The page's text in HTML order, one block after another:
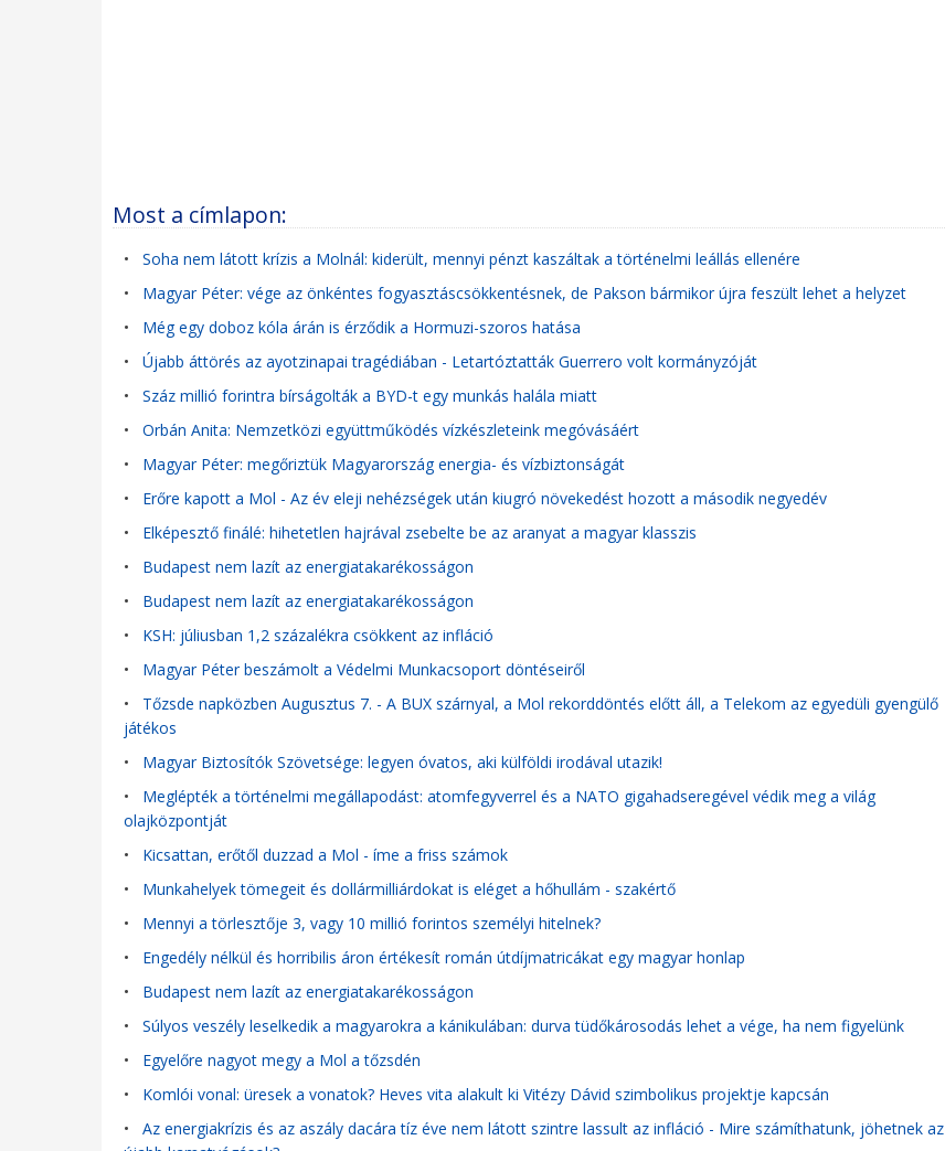
Most a címlapon:
• Soha nem látott krízis a Molnál: kiderült, mennyi pénzt kaszáltak a történelmi leállás ellenére
• Magyar Péter: vége az önkéntes fogyasztáscsökkentésnek, de Pakson bármikor újra feszült lehet a helyzet
• Még egy doboz kóla árán is érződik a Hormuzi-szoros hatása
• Újabb áttörés az ayotzinapai tragédiában - Letartóztatták Guerrero volt kormányzóját
• Száz millió forintra bírságolták a BYD-t egy munkás halála miatt
• Orbán Anita: Nemzetközi együttműködés vízkészleteink megóvásáért
• Magyar Péter: megőriztük Magyarország energia- és vízbiztonságát
• Erőre kapott a Mol - Az év eleji nehézségek után kiugró növekedést hozott a második negyedév
• Elképesztő finálé: hihetetlen hajrával zsebelte be az aranyat a magyar klasszis
• Budapest nem lazít az energiatakarékosságon
• Budapest nem lazít az energiatakarékosságon
• KSH: júliusban 1,2 százalékra csökkent az infláció
• Magyar Péter beszámolt a Védelmi Munkacsoport döntéseiről
• Tőzsde napközben Augusztus 7. - A BUX szárnyal, a Mol rekorddöntés előtt áll, a Telekom az egyedüli gyengülő
játékos
• Magyar Biztosítók Szövetsége: legyen óvatos, aki külföldi irodával utazik!
• Meglépték a történelmi megállapodást: atomfegyverrel és a NATO gigahadseregével védik meg a világ
olajközpontját
• Kicsattan, erőtől duzzad a Mol - íme a friss számok
• Munkahelyek tömegeit és dollármilliárdokat is eléget a hőhullám - szakértő
• Mennyi a törlesztője 3, vagy 10 millió forintos személyi hitelnek?
• Engedély nélkül és horribilis áron értékesít román útdíjmatricákat egy magyar honlap
• Budapest nem lazít az energiatakarékosságon
• Súlyos veszély leselkedik a magyarokra a kánikulában: durva tüdőkárosodás lehet a vége, ha nem figyelünk
• Egyelőre nagyot megy a Mol a tőzsdén
• Komlói vonal: üresek a vonatok? Heves vita alakult ki Vitézy Dávid szimbolikus projektje kapcsán
• Az energiakrízis és az aszály dacára tíz éve nem látott szintre lassult az infláció - Mire számíthatunk, jöhetnek az